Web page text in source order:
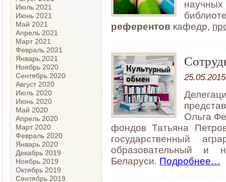
Июль 2021
Июнь 2021
Май 2021
Апрель 2021
Март 2021
Февраль 2021
Январь 2021
Ноябрь 2020
Сентябрь 2020
Август 2020
Июль 2020
Июнь 2020
Май 2020
Апрель 2020
Март 2020
Февраль 2020
Январь 2020
Декабрь 2019
Ноябрь 2019
Октябрь 2019
Сентябрь 2019
научных
референтов кафедр,
25.05.2015
Ольга
фондов Татьяна
государственный
образовательный и
Беларуси. Подробнее…